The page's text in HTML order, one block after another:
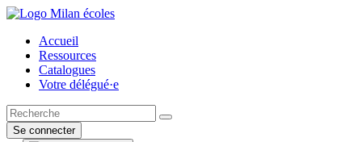
Accueil
Ressources
Catalogues
Votre délégué·e
Se connecter